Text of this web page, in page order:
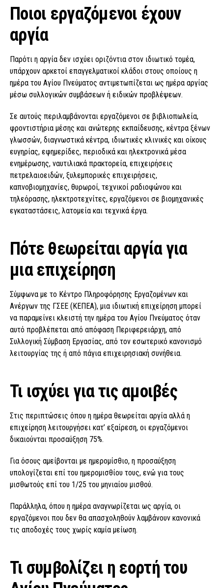
Ποιοι εργαζόμενοι έχουν
αργία
Παρότι η αργία δεν ισχύει οριζόντια στον ιδιωτικό τομέα,
υπάρχουν αρκετοί επαγγελματικοί κλάδοι στους οποίους η
ημέρα του Αγίου Πνεύματος αντιμετωπίζεται ως ημέρα αργίας
μέσω συλλογικών συμβάσεων ή ειδικών προβλέψεων.
Σε αυτούς περιλαμβάνονται εργαζόμενοι σε βιβλιοπωλεία,
φροντιστήρια μέσης και ανώτερης εκπαίδευσης, κέντρα ξένων
γλωσσών, διαγνωστικά κέντρα, ιδιωτικές κλινικές και οίκους
ευγηρίας, εφημερίδες, περιοδικά και ηλεκτρονικά μέσα
ενημέρωσης, ναυτιλιακά πρακτορεία, επιχειρήσεις
πετρελαιοειδών, ξυλεμπορικές επιχειρήσεις,
καπνοβιομηχανίες, θυρωροί, τεχνικοί ραδιοφώνου και
τηλεόρασης, ηλεκτροτεχνίτες, εργαζόμενοι σε βιομηχανικές
εγκαταστάσεις, λατομεία και τεχνικά έργα.
Πότε θεωρείται αργία για
μια επιχείρηση
Σύμφωνα με το Κέντρο Πληροφόρησης Εργαζομένων και
Ανέργων της ΓΣΕΕ (ΚΕΠΕΑ), μια ιδιωτική επιχείρηση μπορεί
να παραμείνει κλειστή την ημέρα του Αγίου Πνεύματος όταν
αυτό προβλέπεται από απόφαση Περιφερειάρχη, από
Συλλογική Σύμβαση Εργασίας, από τον εσωτερικό κανονισμό
λειτουργίας της ή από πάγια επιχειρησιακή συνήθεια.
Τι ισχύει για τις αμοιβές
Στις περιπτώσεις όπου η ημέρα θεωρείται αργία αλλά η
επιχείρηση λειτουργήσει κατ’ εξαίρεση, οι εργαζόμενοι
δικαιούνται προσαύξηση 75%.
Για όσους αμείβονται με ημερομίσθιο, η προσαύξηση
υπολογίζεται επί του ημερομισθίου τους, ενώ για τους
μισθωτούς επί του 1/25 του μηνιαίου μισθού.
Παράλληλα, όπου η ημέρα αναγνωρίζεται ως αργία, οι
εργαζόμενοι που δεν θα απασχοληθούν λαμβάνουν κανονικά
τις αποδοχές τους χωρίς καμία μείωση.
Τι συμβολίζει η εορτή του